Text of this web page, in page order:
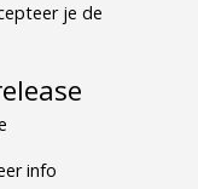
je de
info